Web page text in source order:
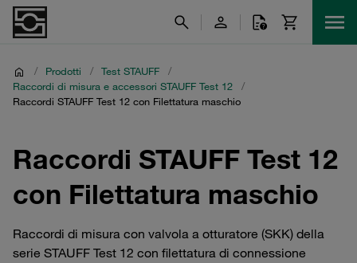
/ Prodotti / Test STAUFF
/
Raccordi di misura e accessori STAUFF Test 12
/
Raccordi STAUFF Test 12 con Filettatura maschio
Raccordi STAUFF Test 12
con Filettatura maschio
Raccordi di misura con valvola a otturatore (SKK) della
serie STAUFF Test 12 con filettatura di connessione